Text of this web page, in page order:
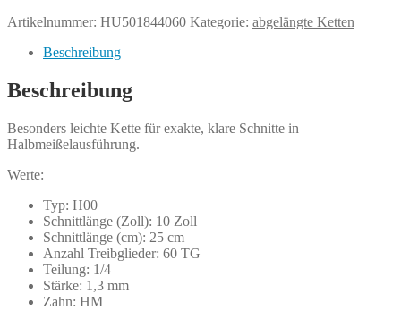
Artikelnummer: HU501844060 Kategorie: abgelängte Ketten
Beschreibung
Beschreibung
Besonders leichte Kette für exakte, klare Schnitte in
Halbmeißelausführung.
Werte:
Typ: H00
Schnittlänge (Zoll): 10 Zoll
Schnittlänge (cm): 25 cm
Anzahl Treibglieder: 60 TG
Teilung: 1/4
Stärke: 1,3 mm
Zahn: HM